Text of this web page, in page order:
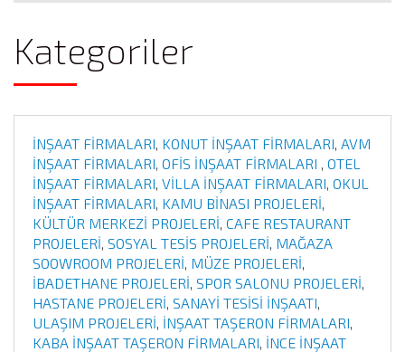
Kategoriler
İNŞAAT FİRMALARI, KONUT İNŞAAT FİRMALARI, AVM
İNŞAAT FİRMALARI, OFİS İNŞAAT FİRMALARI , OTEL
İNŞAAT FİRMALARI, VİLLA İNŞAAT FİRMALARI, OKUL
İNŞAAT FİRMALARI, KAMU BİNASI PROJELERİ,
KÜLTÜR MERKEZİ PROJELERİ, CAFE RESTAURANT
PROJELERİ, SOSYAL TESİS PROJELERİ, MAĞAZA
SOOWROOM PROJELERİ, MÜZE PROJELERİ,
İBADETHANE PROJELERİ, SPOR SALONU PROJELERİ,
HASTANE PROJELERİ, SANAYİ TESİSİ İNŞAATI,
ULAŞIM PROJELERİ, İNŞAAT TAŞERON FİRMALARI,
KABA İNŞAAT TAŞERON FİRMALARI, İNCE İNŞAAT